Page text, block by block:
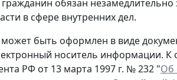
обязан незамедлительно
в сфере внутренних дел.
может быть оформлен в виде
носитель информации. К
РФ от 13 марта 1997 г. № 232 "Об